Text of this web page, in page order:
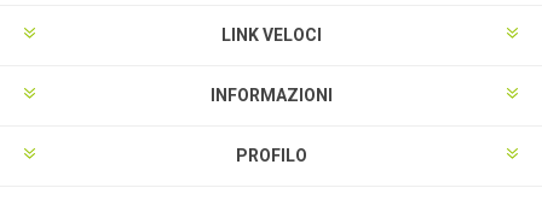
LINK VELOCI
INFORMAZIONI
PROFILO